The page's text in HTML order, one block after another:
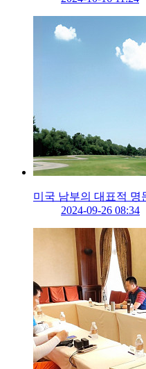
미국 남부의 대표적
2024-09-26 08:34